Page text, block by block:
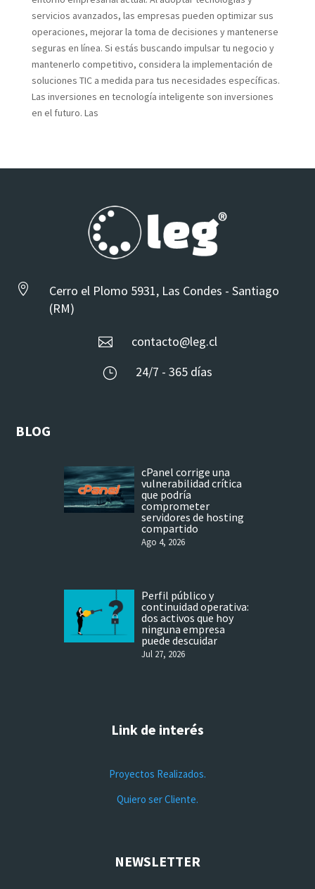
servicios avanzados, las empresas pueden optimizar sus
operaciones, mejorar la toma de decisiones y mantenerse
seguras en línea. Si estás buscando impulsar tu negocio y
mantenerlo competitivo, considera la implementación de
soluciones TIC a medida para tus necesidades específicas.
Las inversiones en tecnología inteligente son inversiones
en el futuro. Las

Cerro el Plomo 5931, Las Condes - Santiago
(RM)
 contacto@leg.cl
} 24/7 - 365 días
BLOG
cPanel corrige una
vulnerabilidad crítica
que podría
comprometer
servidores de hosting
compartido
Ago 4, 2026
Perfil público y
continuidad operativa:
dos activos que hoy
ninguna empresa
puede descuidar
Jul 27, 2026
Link de interés
Proyectos Realizados.
Quiero ser Cliente.
NEWSLETTER